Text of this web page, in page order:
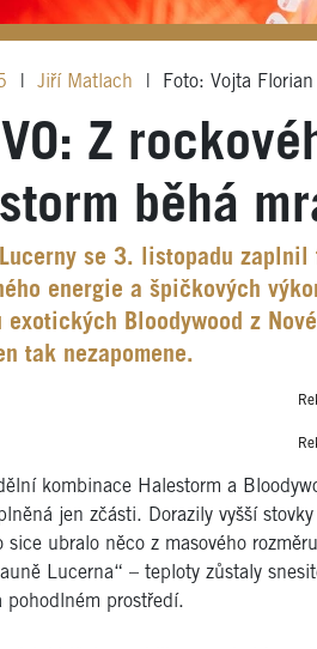
Jiří Matlach Foto: Vojta Florian
Z
běhá
se 3. listopadu
energie a špičkových
exotických Bloodywood z
tak nezapomene.
kombinace Halestorm a
jen zčásti. Dorazily vyšší
sice ubralo něco z masového
Lucerna“ – teploty zůstaly
pohodlném prostředí.